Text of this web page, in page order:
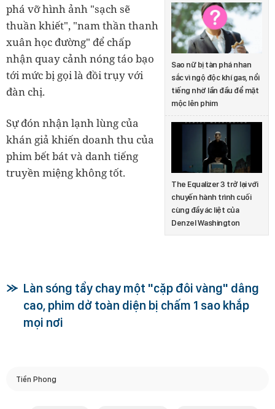
Sao nữ bị tàn phá nhan
sắc vì ngộ độc khí gas, nổi
tiếng nhờ lần đầu để mặt
mộc lên phim
The Equalizer 3 trở lại với
chuyến hành trình cuối
cùng đầy ác liệt của
Denzel Washington
phá vỡ hình ảnh "sạch sẽ
thuần khiết", "nam thần thanh
xuân học đường" để chấp
nhận quay cảnh nóng táo bạo
tới mức bị gọi là đồi trụy với
đàn chị.
Sự đón nhận lạnh lùng của
khán giả khiến doanh thu của
phim bết bát và danh tiếng
truyền miệng không tốt.
Làn sóng tẩy chay một "cặp đôi vàng" dâng
cao, phim dở toàn diện bị chấm 1 sao khắp
mọi nơi
Tiền Phong